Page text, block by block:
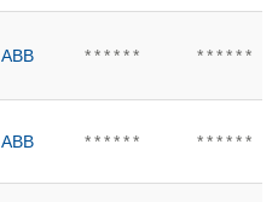
ABB ****** ******
ABB ****** ******